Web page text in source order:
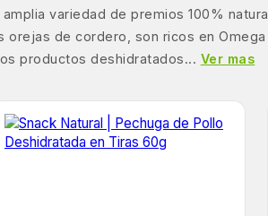
variedad de premios 100%
de cordero, son ricos en
productos deshidratados... Ver mas